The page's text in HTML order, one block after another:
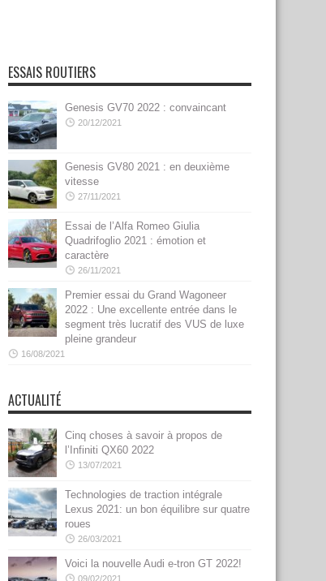
ESSAIS ROUTIERS
Genesis GV70 2022 : convaincant
20/12/2021
Genesis GV80 2021 : en deuxième
vitesse
27/11/2021
Essai de l’Alfa Romeo Giulia
Quadrifoglio 2021 : émotion et
caractère
26/11/2021
Premier essai du Grand Wagoneer
2022 : Une excellente entrée dans le
segment très lucratif des VUS de luxe
pleine grandeur
16/08/2021
ACTUALITÉ
Cinq choses à savoir à propos de
l’Infiniti QX60 2022
13/07/2021
Technologies de traction intégrale
Lexus 2021: un bon équilibre sur quatre
roues
26/03/2021
Voici la nouvelle Audi e-tron GT 2022!
09/02/2021